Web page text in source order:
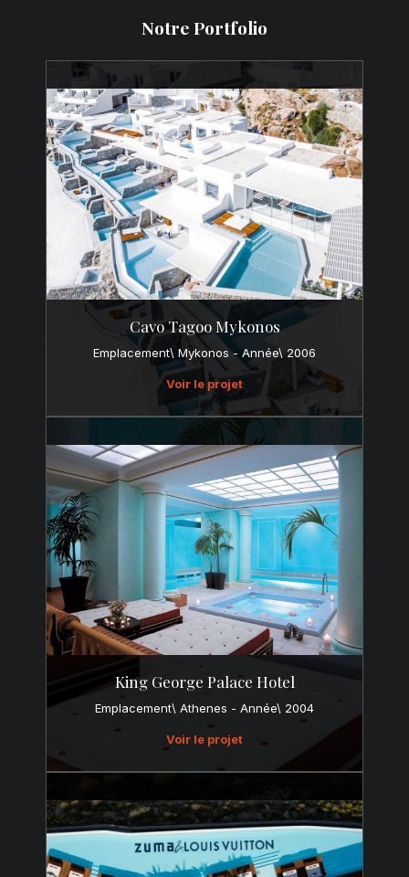
Notre Portfolio
Cavo Tagoo Mykonos
Emplacement\ Mykonos - Année\ 2006
Voir le projet
King George Palace Hotel
Emplacement\ Athenes - Année\ 2004
Voir le projet